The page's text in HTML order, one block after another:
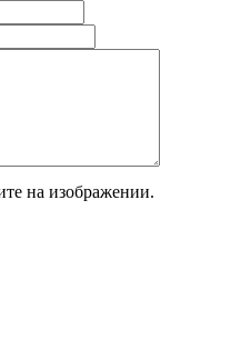
на изображении.